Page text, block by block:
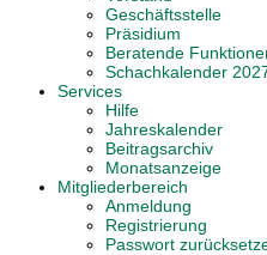
Geschäftsstelle
Präsidium
Beratende
Schachkalender
Services
Hilfe
Jahreskalender
Beitragsarchiv
Monatsanzeige
Mitgliederbereich
Anmeldung
Registrierung
Passwort